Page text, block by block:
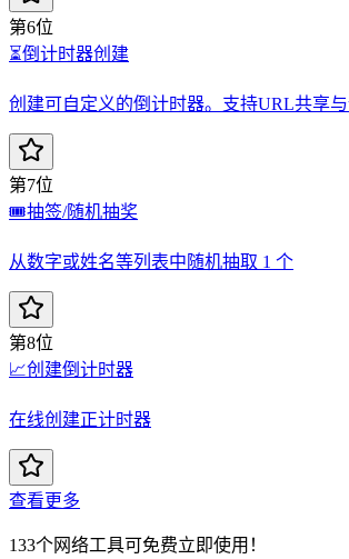
第6位
⏳倒计时器创建
创建可自定义的倒计时器。支持URL共享
第7位
🎟️抽签/随机抽奖
从数字或姓名等列表中随机抽取 1 个
第8位
📈创建倒计时器
在线创建正计时器
查看更多
133个网络工具可免费立即使用！